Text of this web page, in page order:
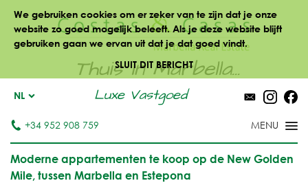
We gebruiken cookies om er zeker van te zijn dat je onze
website zo goed mogelijk beleeft. Als je deze website blijft
gebruiken gaan we ervan uit dat je dat goed vindt.
SLUIT DIT BERICHT
Thuis in Marbella...
Luxe Vastgoed
NL
+34 952 908 759
Moderne appartementen te koop op de New Golden
Mile, tussen Marbella en Estepona